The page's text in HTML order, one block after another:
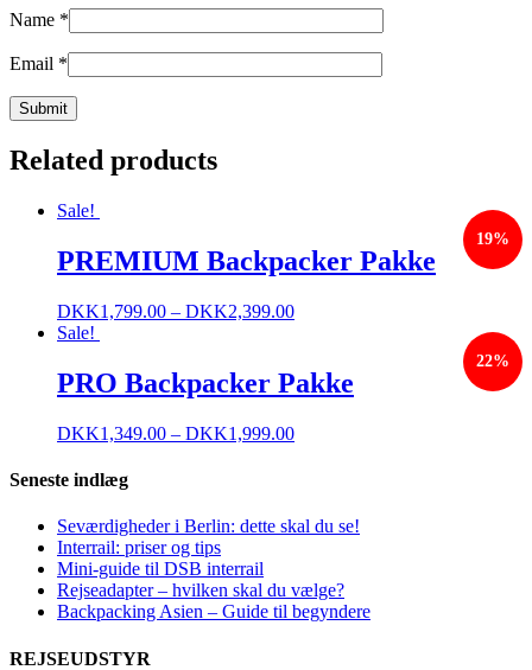
Name *
Email *
Related products
Sale!
19%
PREMIUM Backpacker Pakke
DKK1,799.00 – DKK2,399.00
Sale!
22%
PRO Backpacker Pakke
DKK1,349.00 – DKK1,999.00
Seneste indlæg
Seværdigheder i Berlin: dette skal du se!
Interrail: priser og tips
Mini-guide til DSB interrail
Rejseadapter – hvilken skal du vælge?
Backpacking Asien – Guide til begyndere
REJSEUDSTYR